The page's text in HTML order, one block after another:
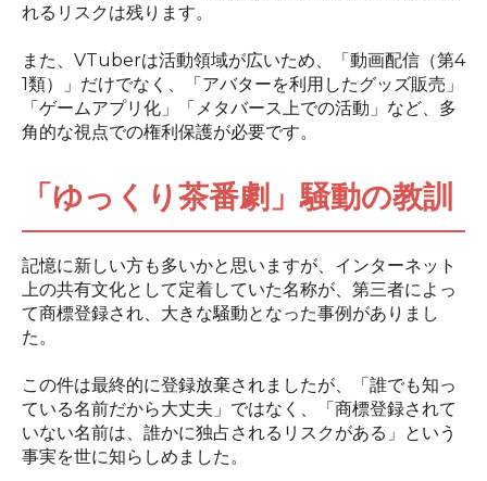
れるリスクは残ります。
また、VTuberは活動領域が広いため、「動画配信（第4
1類）」だけでなく、「アバターを利用したグッズ販売」
「ゲームアプリ化」「メタバース上での活動」など、多
角的な視点での権利保護が必要です。
「ゆっくり茶番劇」騒動の教訓
記憶に新しい方も多いかと思いますが、インターネット
上の共有文化として定着していた名称が、第三者によっ
て商標登録され、大きな騒動となった事例がありまし
た。
この件は最終的に登録放棄されましたが、「誰でも知っ
ている名前だから大丈夫」ではなく、「商標登録されて
いない名前は、誰かに独占されるリスクがある」という
事実を世に知らしめました。